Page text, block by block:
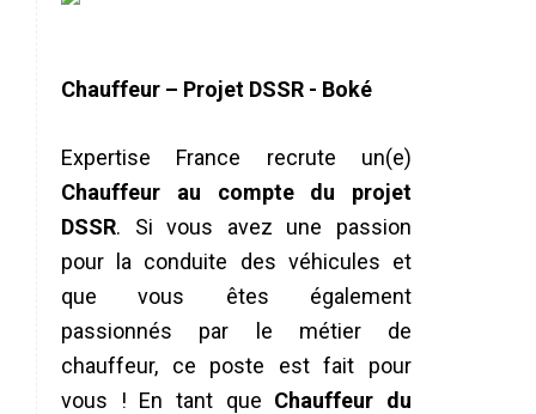
Chauffeur – Projet DSSR - Boké
Expertise France recrute un(e)
Chauffeur au compte du projet
DSSR. Si vous avez une passion
pour la conduite des véhicules et
que vous êtes également
passionnés par le métier de
chauffeur, ce poste est fait pour
vous ! En tant que Chauffeur du